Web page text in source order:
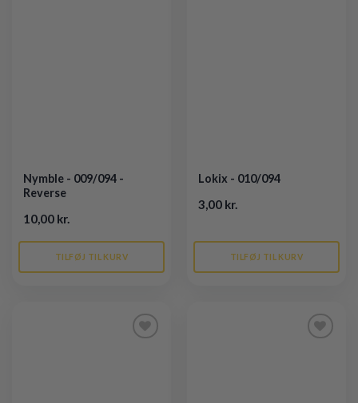
Nymble - 009/094 -
Reverse
10,00 kr.
TILFØJ TIL KURV
Lokix - 010/094
3,00 kr.
TILFØJ TIL KURV